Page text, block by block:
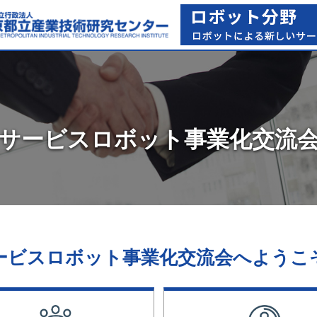
ービスロボット事業化交流
ビスロボット事業化交流会へようこ